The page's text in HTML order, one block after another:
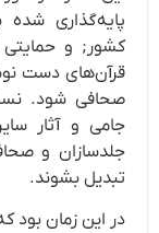
پایه‌گذاری
کشور; و
قرآن‌های دست
صحافی شود.
جامی و آثار
جلدسازان و
تبدیل بشوند.
در این زمان بود